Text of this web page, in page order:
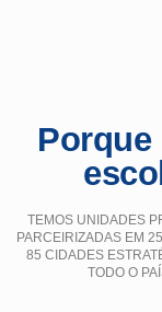
TEMOS UNIDADES
PARCEIRIZADAS EM
85 CIDADES
TODO O